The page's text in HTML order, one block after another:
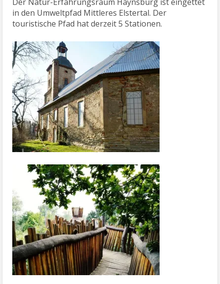
in den Umweltpfad Mittleres Elstertal. Der
touristische Pfad hat derzeit 5 Stationen.